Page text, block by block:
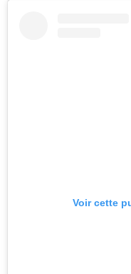
Voir cette